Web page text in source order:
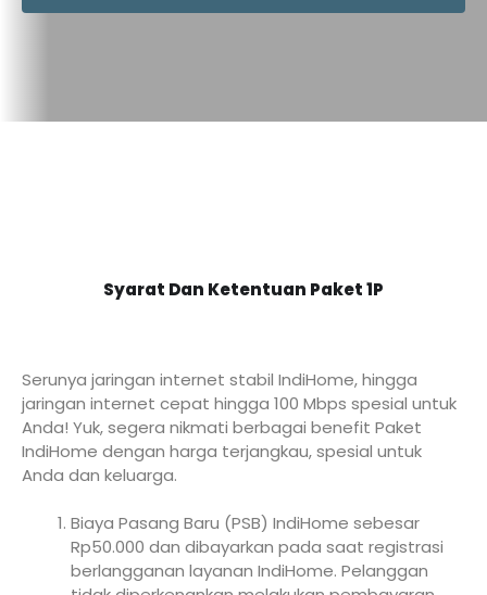
Syarat Dan Ketentuan Paket 1P
Serunya jaringan internet stabil IndiHome, hingga
jaringan internet cepat hingga 100 Mbps spesial untuk
Anda! Yuk, segera nikmati berbagai benefit Paket
IndiHome dengan harga terjangkau, spesial untuk
Anda dan keluarga.
Biaya Pasang Baru (PSB) IndiHome sebesar
Rp50.000 dan dibayarkan pada saat registrasi
berlangganan layanan IndiHome. Pelanggan